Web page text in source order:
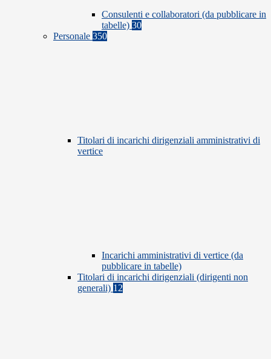
Consulenti e collaboratori (da pubblicare in
tabelle) 30
Personale 350
Titolari di incarichi dirigenziali amministrativi di
vertice
Incarichi amministrativi di vertice (da
pubblicare in tabelle)
Titolari di incarichi dirigenziali (dirigenti non
generali) 12